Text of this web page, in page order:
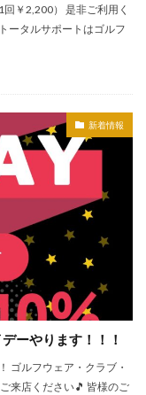
￥2,200） 是非ご利用く
ータルサポートはゴルフ
新着情報
ーやります！！！
ゴルフウェア・クラブ・
来店ください🎵 皆様のご